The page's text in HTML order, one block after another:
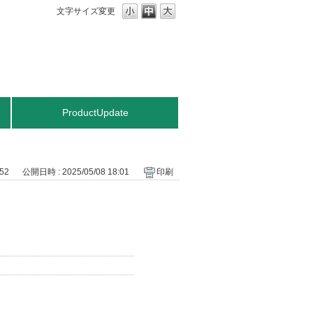
文字サイズ変更
ProductUpdate
公開日時 : 2025/05/08 18:01 印刷